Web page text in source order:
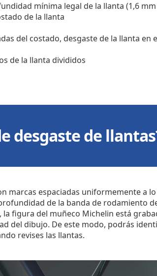
mínima legal de la llanta (1,6
de la llanta
del costado, desgaste de la llanta en
de la llanta divididos
desgaste de
marcas espaciadas uniformemente a
de la banda de rodamiento
la figura del muñeco Michelin está
del dibujo. De este modo, podrás
revises las llantas.